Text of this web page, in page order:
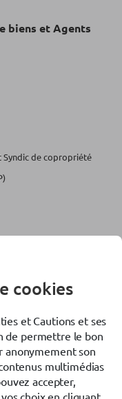
biens et Agents
Syndic de copropriété
cookies
et Cautions et ses
de permettre le bon
anonymement son
multimédias
accepter,
choix en cliquant